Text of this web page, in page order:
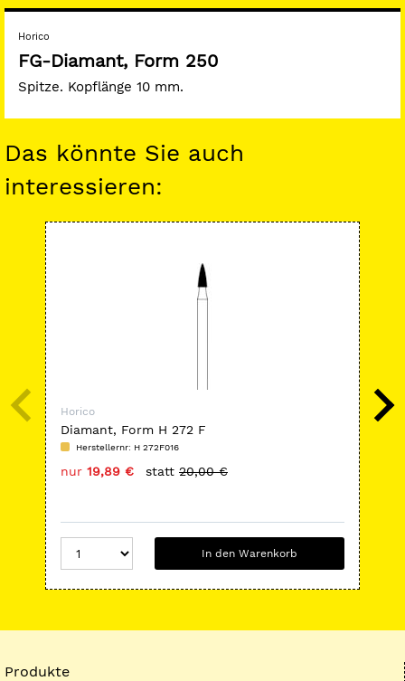
Horico
FG-Diamant, Form 250
Spitze. Kopflänge 10 mm.
Das könnte Sie auch
interessieren:
Horico
Diamant, Form H 272 F
Herstellernr: H 272F016
nur 19,89 € statt 20,00 €
In den Warenkorb
Produkte